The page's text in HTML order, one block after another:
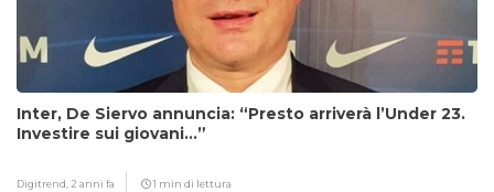
Inter, De Siervo annuncia: “Presto arriverà l’Under 23.
Investire sui giovani…”
Digitrend, 2 anni fa 1 min di lettura